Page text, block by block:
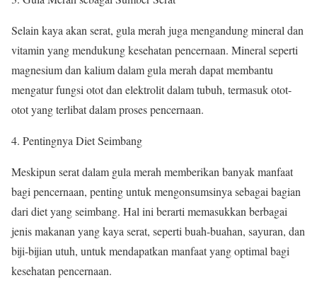
Selain kaya akan serat, gula merah juga mengandung mineral dan
vitamin yang mendukung kesehatan pencernaan. Mineral seperti
magnesium dan kalium dalam gula merah dapat membantu
mengatur fungsi otot dan elektrolit dalam tubuh, termasuk otot-
otot yang terlibat dalam proses pencernaan.
4. Pentingnya Diet Seimbang
Meskipun serat dalam gula merah memberikan banyak manfaat
bagi pencernaan, penting untuk mengonsumsinya sebagai bagian
dari diet yang seimbang. Hal ini berarti memasukkan berbagai
jenis makanan yang kaya serat, seperti buah-buahan, sayuran, dan
biji-bijian utuh, untuk mendapatkan manfaat yang optimal bagi
kesehatan pencernaan.